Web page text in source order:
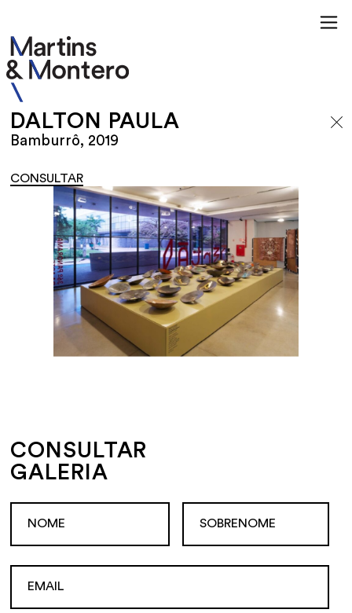
DALTON PAULA
Bamburrô, 2019
CONSULTAR
CONSULTAR
GALERIA